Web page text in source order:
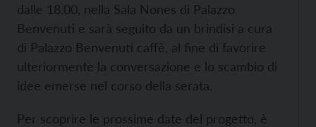
dalle 18.00, nella Sala Nones di Palazzo
Benvenuti e sarà seguito da un brindisi a cura
di Palazzo Benvenuti caffè, al fine di favorire
ulteriormente la conversazione e lo scambio di
idee emerse nel corso della serata.
Per scoprire le prossime date del progetto, è